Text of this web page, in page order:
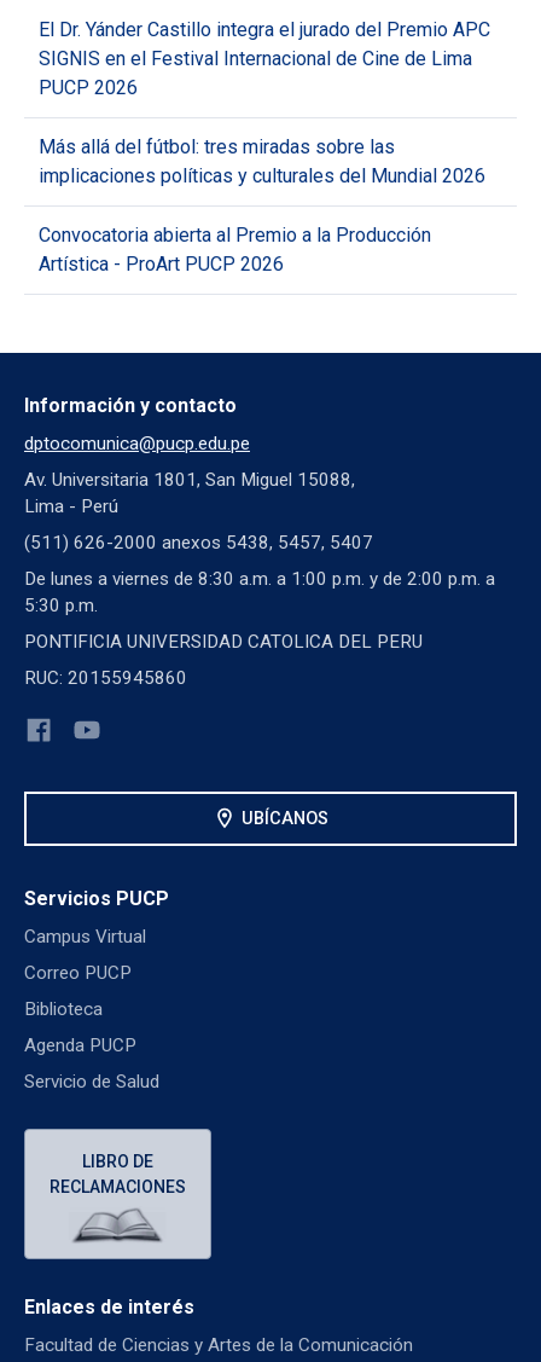
El Dr. Yánder Castillo integra el jurado del Premio APC
SIGNIS en el Festival Internacional de Cine de Lima
PUCP 2026
Más allá del fútbol: tres miradas sobre las
implicaciones políticas y culturales del Mundial 2026
Convocatoria abierta al Premio a la Producción
Artística - ProArt PUCP 2026
Información y contacto
dptocomunica@pucp.edu.pe
Av. Universitaria 1801, San Miguel 15088,
Lima - Perú
(511) 626-2000 anexos 5438, 5457, 5407
De lunes a viernes de 8:30 a.m. a 1:00 p.m. y de 2:00 p.m. a
5:30 p.m.
PONTIFICIA UNIVERSIDAD CATOLICA DEL PERU
RUC: 20155945860
location_on UBÍCANOS
Servicios PUCP
Campus Virtual
Correo PUCP
Biblioteca
Agenda PUCP
Servicio de Salud
LIBRO DE
RECLAMACIONES
Enlaces de interés
Facultad de Ciencias y Artes de la Comunicación